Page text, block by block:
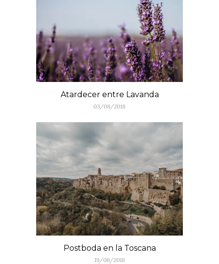
Atardecer entre Lavanda
03/08/2018
Postboda en la Toscana
19/06/2018